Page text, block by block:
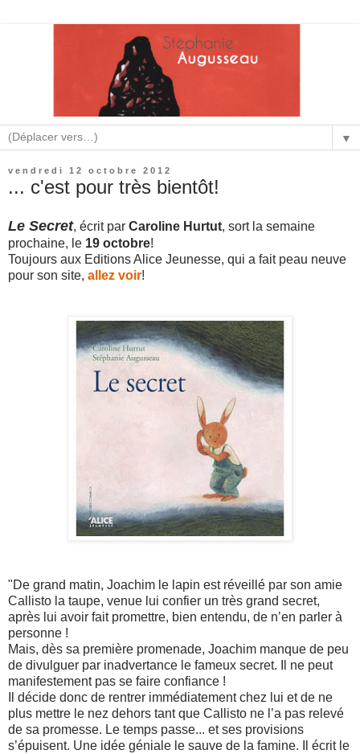
▼
vendredi 12 octobre 2012
... c'est pour très bientôt!
Le Secret, écrit par Caroline Hurtut, sort la semaine
prochaine, le 19 octobre!
Toujours aux Editions Alice Jeunesse, qui a fait peau neuve
pour son site, allez voir!
"De grand matin, Joachim le lapin est réveillé par son amie
Callisto la taupe, venue lui confier un très grand secret,
après lui avoir fait promettre, bien entendu, de n’en parler à
personne !
Mais, dès sa première promenade, Joachim manque de peu
de divulguer par inadvertance le fameux secret. Il ne peut
manifestement pas se faire confiance !
Il décide donc de rentrer immédiatement chez lui et de ne
plus mettre le nez dehors tant que Callisto ne l’a pas relevé
de sa promesse. Le temps passe... et ses provisions
s’épuisent. Une idée géniale le sauve de la famine. Il écrit le